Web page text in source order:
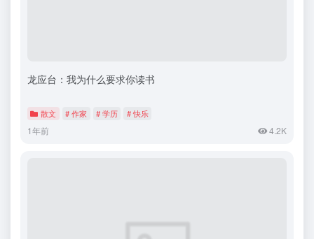
龙应台：我为什么要求你读书
散文 # 作家 # 学历 # 快乐
1年前 4.2K